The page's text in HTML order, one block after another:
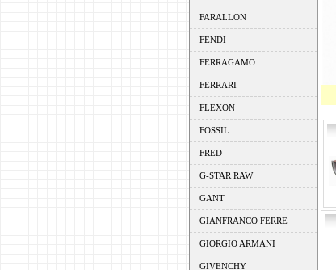
FARALLON
FENDI
FERRAGAMO
FERRARI
FLEXON
FOSSIL
FRED
G-STAR RAW
GANT
GIANFRANCO FERRE
GIORGIO ARMANI
GIVENCHY